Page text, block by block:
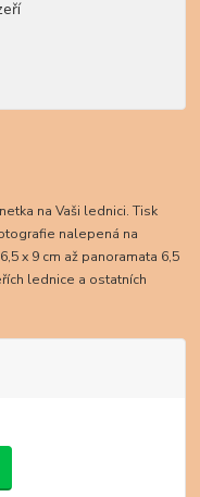
na Vaši lednici. Tisk
nalepená na
x 9 cm až panoramata 6,5
lednice a ostatních